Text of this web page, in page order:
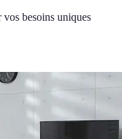
besoins uniques